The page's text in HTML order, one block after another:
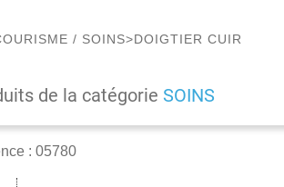
/ SOINS>DOIGTIER CUIR
de la catégorie SOINS
: 05780